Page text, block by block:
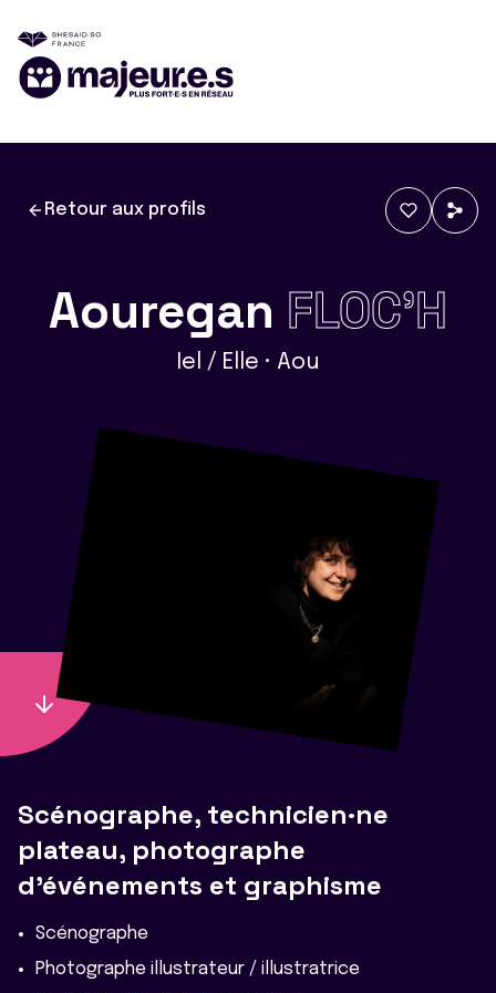
Retour aux profils
Aouregan FLOC'H
Iel / Elle • Aou
Scénographe, technicien·ne
plateau, photographe
d'événements et graphisme
Scénographe
Photographe illustrateur / illustratrice